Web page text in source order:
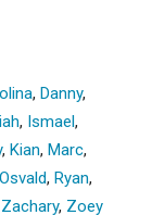
, Danny,
, Ismael,
, Kian, Marc,
Osvald, Ryan,
Zachary, Zoey